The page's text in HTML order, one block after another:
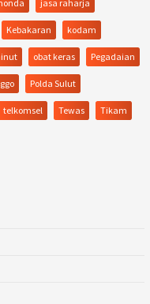
jasa raharja
Kebakaran kodam
obat keras Pegadaian
Polda Sulut
telkomsel Tewas Tikam